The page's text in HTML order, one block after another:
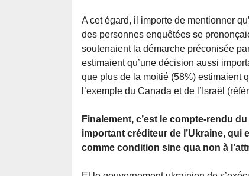
A cet égard, il importe de mentionner
des personnes enquêtées se
soutenaient la démarche préconisée
estimaient qu’une décision aussi
que plus de la moitié (58%) estimaient
l’exemple du Canada et de l’Israël
Finalement, c’est le compte-rendu
important créditeur de l’Ukraine, qui
comme condition sine qua non à